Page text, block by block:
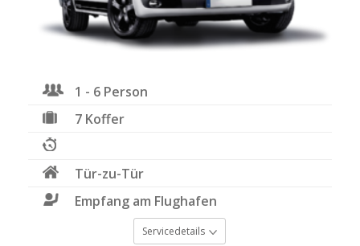
1 - 6 Person
7 Koffer
Tür-zu-Tür
Empfang am Flughafen
Servicedetails